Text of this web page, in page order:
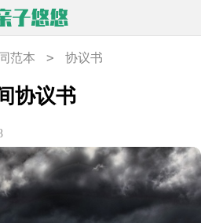
范本 > 协议书
协议书